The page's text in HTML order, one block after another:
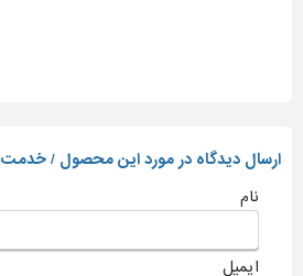
ارسال دیدگاه در مورد این محصول / خدمت
نام
ایمیل